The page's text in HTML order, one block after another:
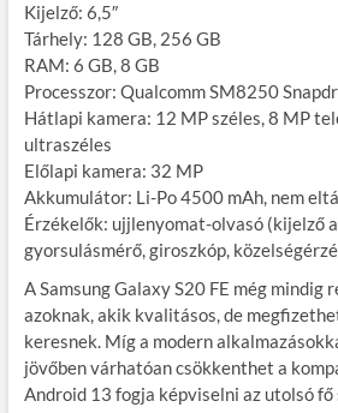
Kijelző: 6,5″
Tárhely: 128 GB, 256 GB
RAM: 6 GB, 8 GB
Processzor: Qualcomm SM8250
Hátlapi kamera: 12 MP széles, 8 MP
ultraszéles
Előlapi kamera: 32 MP
Akkumulátor: Li-Po 4500 mAh, nem
Érzékelők: ujjlenyomat-olvasó (kijelző
gyorsulásmérő, giroszkóp,
A Samsung Galaxy S20 FE még mindig
azoknak, akik kvalitásos, de
keresnek. Míg a modern
jövőben várhatóan csökkenthet a
Android 13 fogja képviselni az utolsó